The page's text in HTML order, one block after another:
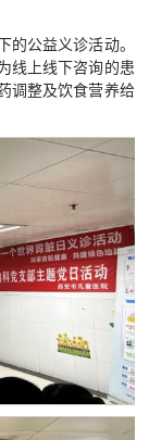
的公益义诊活动。
线上线下咨询的患
调整及饮食营养给